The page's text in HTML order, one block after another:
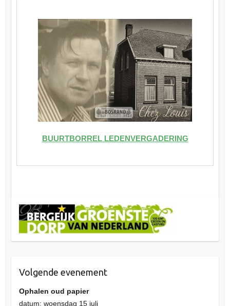
BUURTBORREL LEDENVERGADERING
Volgende evenement
Ophalen oud papier
datum: woensdag 15 juli